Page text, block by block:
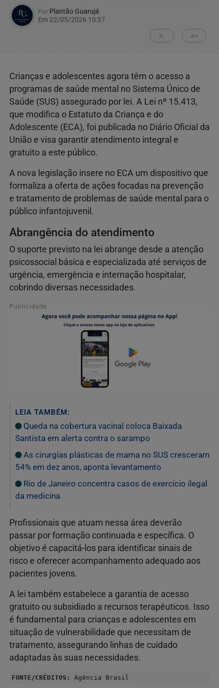
PorPlantão Guarujá
Em 22/05/2026 10:37
A- A+
Crianças e adolescentes agora têm o acesso a
programas de saúde mental no Sistema Único de
Saúde (SUS) assegurado por lei. A Lei nº 15.413,
que modifica o Estatuto da Criança e do
Adolescente (ECA), foi publicada no Diário Oficial da
União e visa garantir atendimento integral e
gratuito a este público.
A nova legislação insere no ECA um dispositivo que
formaliza a oferta de ações focadas na prevenção
e tratamento de problemas de saúde mental para o
público infantojuvenil.
Abrangência do atendimento
O suporte previsto na lei abrange desde a atenção
psicossocial básica e especializada até serviços de
urgência, emergência e internação hospitalar,
cobrindo diversas necessidades.
Publicidade
LEIA TAMBÉM:
Queda na cobertura vacinal coloca Baixada
Santista em alerta contra o sarampo
As cirurgias plásticas de mama no SUS cresceram
54% em dez anos, aponta levantamento
Rio de Janeiro concentra casos de exercício ilegal
da medicina
Profissionais que atuam nessa área deverão
passar por formação continuada e específica. O
objetivo é capacitá-los para identificar sinais de
risco e oferecer acompanhamento adequado aos
pacientes jovens.
A lei também estabelece a garantia de acesso
gratuito ou subsidiado a recursos terapêuticos. Isso
é fundamental para crianças e adolescentes em
situação de vulnerabilidade que necessitam de
tratamento, assegurando linhas de cuidado
adaptadas às suas necessidades.
FONTE/CRÉDITOS: Agência Brasil